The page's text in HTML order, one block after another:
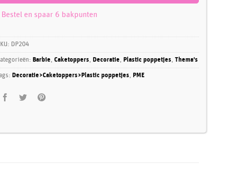
Bestel en spaar 6 bakpunten
DP204
Barbie, Caketoppers, Decoratie, Plastic poppetjes, Thema's
Decoratie>Caketoppers>Plastic poppetjes, PME